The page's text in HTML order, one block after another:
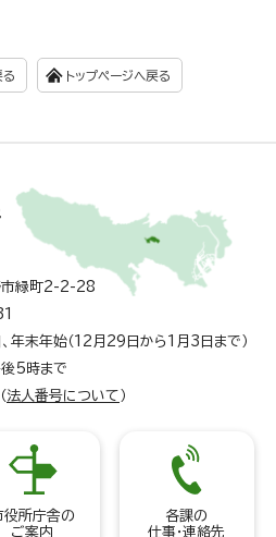
る トップページへ戻る
緑町2-2-28
、年末年始（12月29日から1月3日まで）
5時まで
法人番号について ）
役所庁舎の
ご案内
各課の
仕事・連絡先